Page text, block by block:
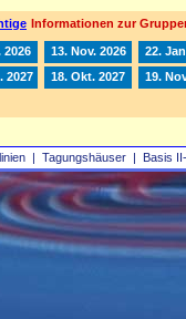
| Tagungshäuser | Basis
Informationen zur
2026 13. Nov. 2026
22.
2027 18. Okt. 2027 19.